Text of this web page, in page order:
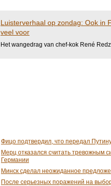
Luisterverhaal op zondag: Ook in
veel voor
Het wangedrag van chef-kok René
Фицо подтвердил, что передал
Мерц отказался считать тревожным
Германии
Минск сделал неожиданное
После серьезных поражений на